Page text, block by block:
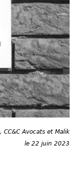
CC&C Avocats et Malik
le 22 juin 2023